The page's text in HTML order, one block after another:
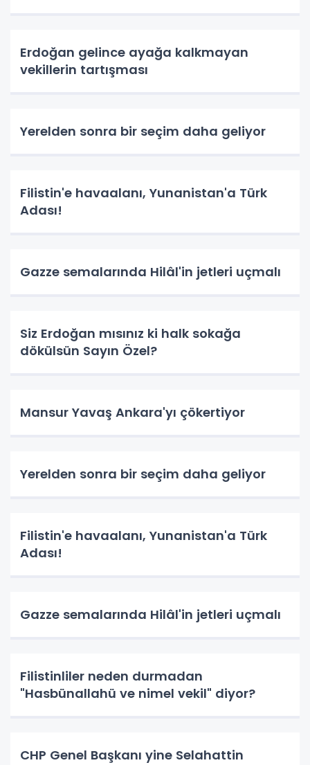
Erdoğan gelince ayağa kalkmayan
vekillerin tartışması
Yerelden sonra bir seçim daha geliyor
Filistin'e havaalanı, Yunanistan'a Türk
Adası!
Gazze semalarında Hilâl'in jetleri uçmalı
Siz Erdoğan mısınız ki halk sokağa
dökülsün Sayın Özel?
Mansur Yavaş Ankara'yı çökertiyor
Yerelden sonra bir seçim daha geliyor
Filistin'e havaalanı, Yunanistan'a Türk
Adası!
Gazze semalarında Hilâl'in jetleri uçmalı
Filistinliler neden durmadan
"Hasbünallahü ve nimel vekil" diyor?
CHP Genel Başkanı yine Selahattin